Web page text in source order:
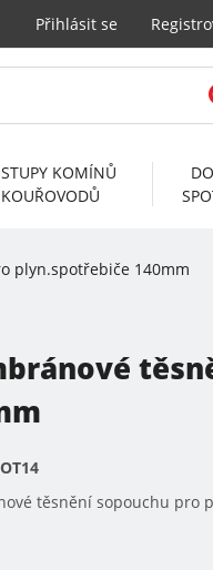
Přihlásit se
KOMÍNŮ
plyn.spotřebiče 140mm
OT14
těsnění sopouchu pro